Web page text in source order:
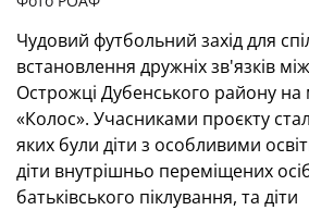
Чудовий футбольний захід для
встановлення дружніх зв'язків
Острожці Дубенського району на
«Колос». Учасниками проєкту
яких були діти з особливими
діти внутрішньо переміщених
батьківського піклування, та діти